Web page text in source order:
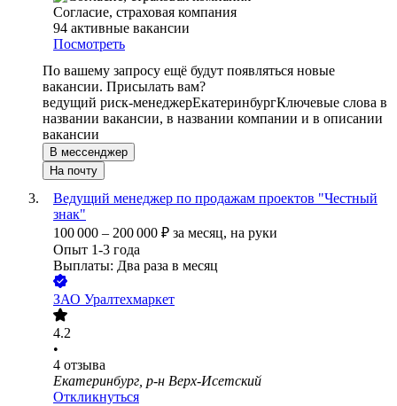
Согласие, страховая компания
94 активные вакансии
Посмотреть
По вашему запросу ещё будут появляться новые
вакансии. Присылать вам?
ведущий риск-менеджерЕкатеринбургКлючевые слова в
названии вакансии, в названии компании и в описании
вакансии
В мессенджер
На почту
Ведущий менеджер по продажам проектов "Честный
знак"
100 000 – 200 000 ₽ за месяц, на руки
Опыт 1-3 года
Выплаты: Два раза в месяц
ЗАО Уралтехмаркет
4.2
•
4 отзыва
Екатеринбург, р-н Верх-Исетский
Откликнуться